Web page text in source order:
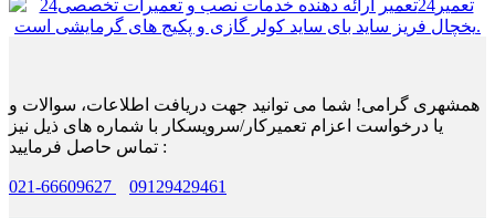
همشهری گرامی! شما می توانید جهت دریافت اطلاعات، سوالات و
یا درخواست اعزام تعمیرکار/سرویسکار با شماره های ذیل نیز
تماس حاصل فرمایید :
021-66609627 09129429461